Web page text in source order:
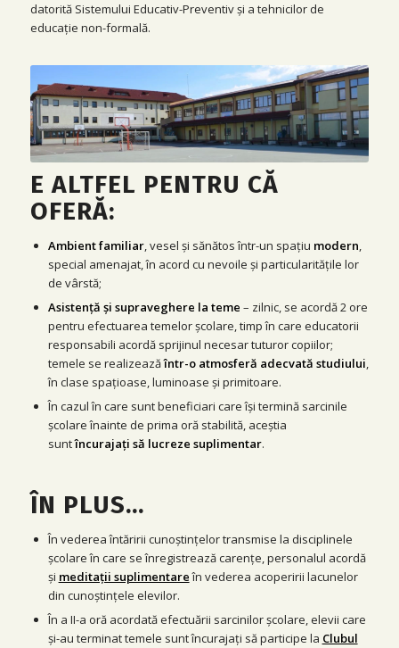
datorită Sistemului Educativ-Preventiv și a tehnicilor de
educație non-formală.
E ALTFEL PENTRU CĂ
OFERĂ:
Ambient familiar, vesel și sănătos într-un spaţiu modern,
special amenajat, în acord cu nevoile şi particularităţile lor
de vârstă;
Asistență și supraveghere la teme – zilnic, se acordă 2 ore
pentru efectuarea temelor școlare, timp în care educatorii
responsabili acordă sprijinul necesar tuturor copiilor;
temele se realizeazăîntr-o atmosferă adecvată studiului,
în clase spațioase, luminoase și primitoare.
În cazul în care sunt beneficiari care îşi termină sarcinile
şcolare înainte de prima oră stabilită, aceştia
suntîncurajaţi să lucreze suplimentar.
ÎN PLUS…
În vederea întăririi cunoştinţelor transmise la disciplinele
şcolare în care se înregistrează carenţe, personalul acordă
și meditaţii suplimentareîn vederea acoperirii lacunelor
din cunoştinţele elevilor.
În a II-a oră acordată efectuării sarcinilor școlare, elevii care
și-au terminat temele sunt încurajați să participe la Clubul